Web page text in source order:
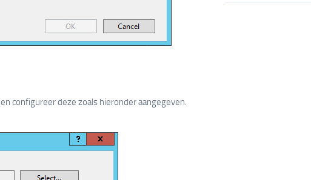
en configureer deze zoals hieronder aangegeven.